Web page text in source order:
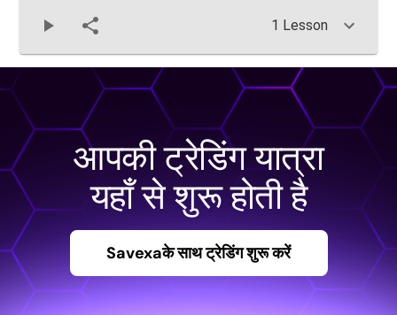
1 Lesson
आपकी ट्रेडिंग यात्रा
यहाँ से शुरू होती है
Savexaके साथ ट्रेडिंग शुरू करें